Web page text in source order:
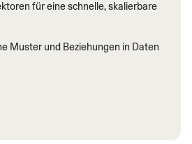
für eine schnelle, skalierbare
Muster und Beziehungen in Daten